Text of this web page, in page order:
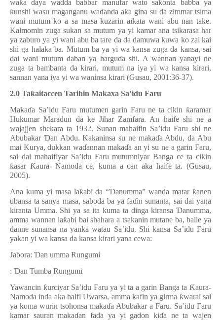
waƙaɗaya wadda babbar manufar wato saƙonta babba ya
ƙunshi wasu maganganu waɗanda aka gina su da zimmar tsima
wani mutum ko a sa masa kuzarin aikata wani abu nan take.
Kalmomin zuga sukan sa mutum ya yi kamar ana tsikarasa har
ya zaburo ya yi wani abu ba tare da da damuwa kuwa ko zai kai
shi ga halaka ba. Mutum ba ya yi wa kansa zuga da kansa, sai
dai wani mutum daban ya harguɗa shi. A wannan yanayi ne
zuga ta bambanta da kirari, mutum na iya yi wa kansa kirari,
sannan yana iya yi wa waninsa kirari (Gusau, 2001:36-37).
2.0 Taƙaitaccen Tarihin Makaxa Sa’idu Faru
Makaɗa Sa’idu Faru mutumen garin Faru ne ta cikin ƙaramar
Hukumar Maradun da ke Jihar Zamfara. An haife shi ne a
wajajjen shekara ta 1932. Sunan mahaifin Sa’idu Faru shi ne
Abubakar Ɗan Abdu. Kakaninsa su ne makaɗa Abdu, da Abu
mai Kurya, dukkan waɗannan makaɗa an yi su ne a garin Faru,
sai dai mahaifiyar Sa’idu Faru mutumniyar Banga ce ta cikin
ƙasar Ƙaura- Namoda ce, kuma a can aka haife ta. (Gusau,
2005).
Ana kuma yi masa laƙabi da“Ɗanumma” wanda matar ƙanen
ubansa ta sanya masa, saboda ba ya faɗin sunanta, sai dai yana
kiranta Umma. Shi ya sa ita kuma ta dinga kiransa Ɗanumma,
amma wannan laƙabi bai shahara a tsakanin mutane ba, balle ya
danne sunansa na yanka watau Sa’idu. Shi kansa Sa’idu Faru
yakan yi wa kansa da kansa kirari yana cewa:
Jabora: Ɗan umma Rungumi
: Ɗan Tumba Rungumi
Yawancin ƙurciyar Sa’idu Faru ya yi ta a garin Banga ta Ƙaura-
Namoda inda aka haifi Uwarsa, amma kafin ya girma ƙwarai sai
ya koma wurin tsohonsa makaɗa Abubakar a Faru. Sa’idu Faru
kamar sauran makaɗan fada ya yi gadon kiɗa ne ta wajen